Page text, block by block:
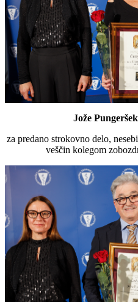
Jože
za predano strokovno delo,
veščin kolegom